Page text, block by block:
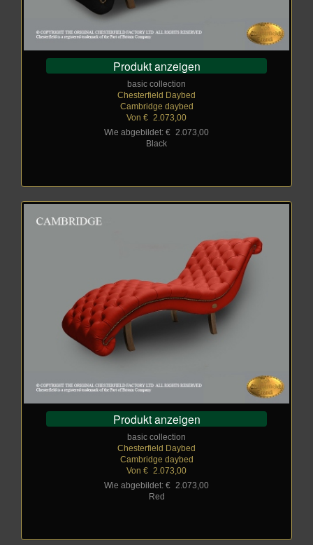
Produkt anzeigen
basic collection
Chesterfield Daybed
Cambridge daybed
Von € 2.073,00
Wie abgebildet: €
2.073,00
Black
Produkt anzeigen
basic collection
Chesterfield Daybed
Cambridge daybed
Von € 2.073,00
Wie abgebildet: €
2.073,00
Red